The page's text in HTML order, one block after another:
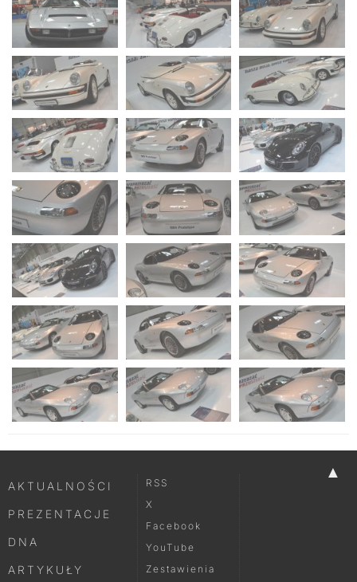
▲
AKTUALNOŚCI
PREZENTACJE
DNA
ARTYKUŁY
RSS
X
Facebook
YouTube
Zestawienia